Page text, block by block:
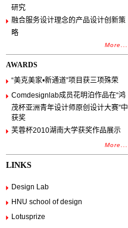
研究
融合服务设计理念的产品设计创新策
略
More...
AWARDS
“美克美家•新通道”项目获三项殊荣
Comdesignlab成员花明泊作品在“鸿
茂杯亚洲青年设计师原创设计大赛”中
获奖
芙蓉杯2010湖南大学获奖作品展示
More...
LINKS
Design Lab
HNU school of design
Lotusprize